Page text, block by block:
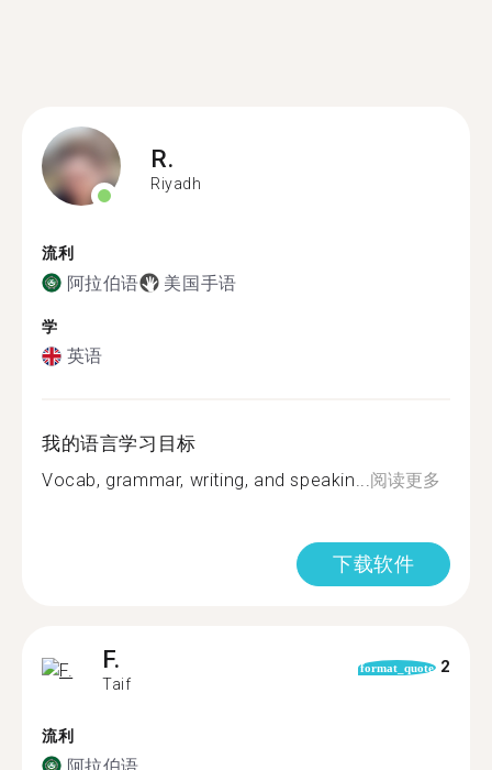
R.
Riyadh
流利
阿拉伯语 美国手语
学
英语
我的语言学习目标
Vocab, grammar, writing, and speakin...阅读更多
下载软件
F.
Taif
format_quote 2
流利
阿拉伯语